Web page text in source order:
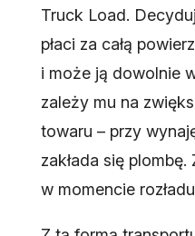
Truck Load.
płaci za całą
i może ją dowolnie
zależy mu na
towaru – przy
zakłada się
w momencie